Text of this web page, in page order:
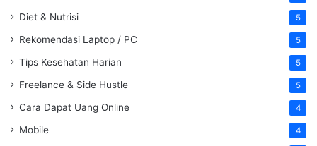
Diet & Nutrisi 5
Rekomendasi Laptop / PC 5
Tips Kesehatan Harian 5
Freelance & Side Hustle 5
Cara Dapat Uang Online 4
Mobile 4